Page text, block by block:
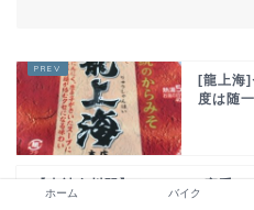
[龍上海]
度は随
【東神奈川駅】オススメの家系ラ
「おーくら家」！辛いラーメン好
ホーム バイク